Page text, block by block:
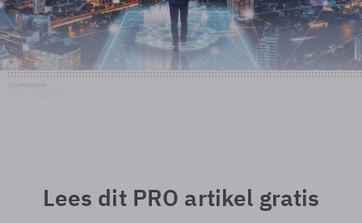
Lees dit PRO artikel gratis